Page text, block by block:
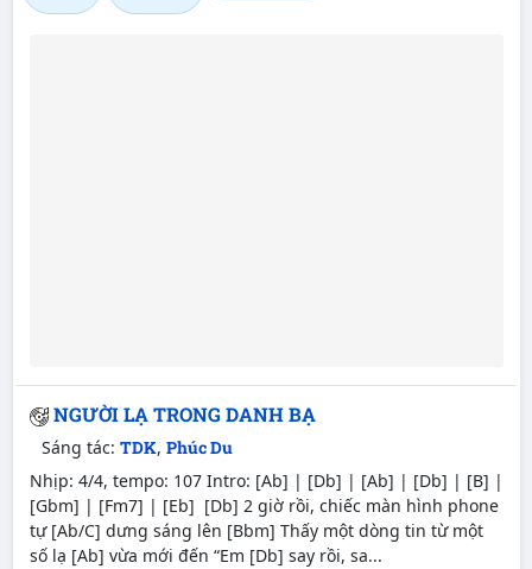
NGƯỜI LẠ TRONG DANH BẠ
Sáng tác: TDK, Phúc Du
Nhịp: 4/4, tempo: 107 Intro: [Ab] | [Db] | [Ab] | [Db] | [B] |
[Gbm] | [Fm7] | [Eb] [Db] 2 giờ rồi, chiếc màn hình phone
tự [Ab/C] dưng sáng lên [Bbm] Thấy một dòng tin từ một
số lạ [Ab] vừa mới đến “Em [Db] say rồi, sa...